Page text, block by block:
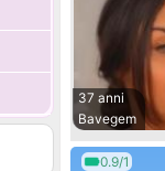
37 anni
Bavegem
0.9/1